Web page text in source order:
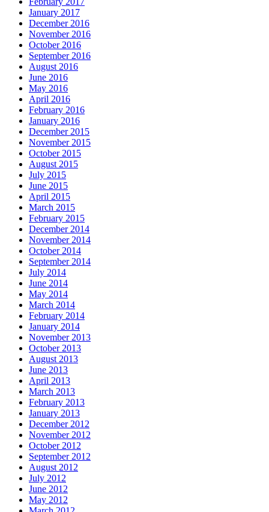
January 2017
December 2016
November 2016
October 2016
September 2016
August 2016
June 2016
May 2016
April 2016
February 2016
January 2016
December 2015
November 2015
October 2015
August 2015
July 2015
June 2015
April 2015
March 2015
February 2015
December 2014
November 2014
October 2014
September 2014
July 2014
June 2014
May 2014
March 2014
February 2014
January 2014
November 2013
October 2013
August 2013
June 2013
April 2013
March 2013
February 2013
January 2013
December 2012
November 2012
October 2012
September 2012
August 2012
July 2012
June 2012
May 2012